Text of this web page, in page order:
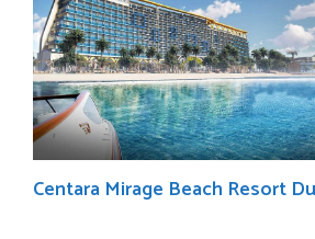
Centara Mirage Beach Resort